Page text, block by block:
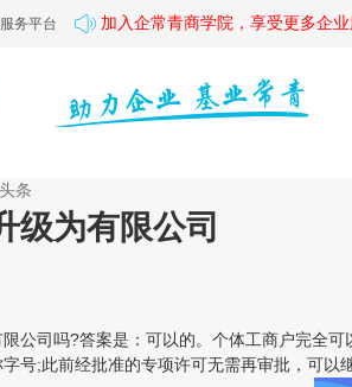
服务平台 加入企常青商学院，享受更多企
条
级为有限公司
司吗?答案是：可以的。个体工商户完全可
号;此前经批准的专项许可无需再审批，可以